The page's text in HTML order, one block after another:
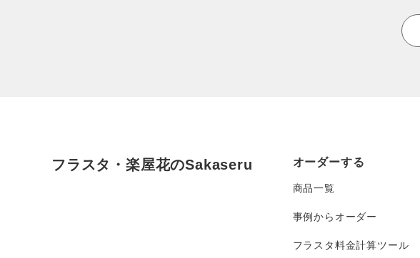
フラスタ・楽屋花のSakaseru オーダーする
商品一覧
事例からオーダー
フラスタ料金計算ツール